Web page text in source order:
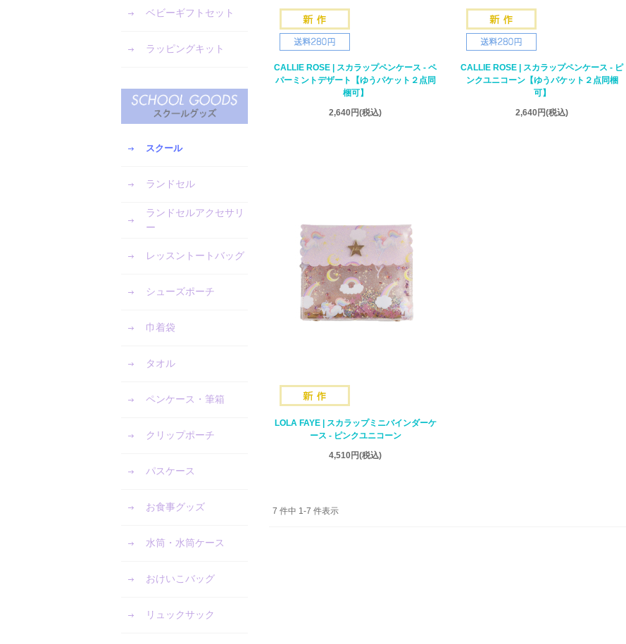
ベビーギフトセット
ラッピングキット
スクール
ランドセル
ランドセルアクセサリ
ー
レッスントートバッグ
シューズポーチ
巾着袋
タオル
ペンケース・筆箱
クリップポーチ
パスケース
お食事グッズ
水筒・水筒ケース
おけいこバッグ
リュックサック
CALLIE ROSE | スカラップペンケース - ペ
パーミントデザート【ゆうパケット２点同
梱可】
2,640円(税込)
CALLIE ROSE | スカラップペンケース - ピ
ンクユニコーン【ゆうパケット２点同梱
可】
2,640円(税込)
LOLA FAYE | スカラップミニバインダーケ
ース - ピンクユニコーン
4,510円(税込)
7 件中 1-7 件表示